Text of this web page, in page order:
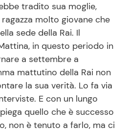
tradito sua moglie,
molto giovane che
sede della Rai. Il
in questo periodo in
a settembre a
mattutino della Rai non
la sua verità. Lo fa via
E con un lungo
quello che è successo
non è tenuto a farlo, ma ci